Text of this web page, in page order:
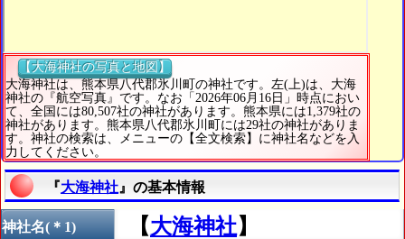
【大海神社の写真と地図】
大海神社は、熊本県八代郡氷川町の神社です。左(上)は、大海
神社の『航空写真』です。なお「2026年06月16日」時点におい
て、全国には80,507社の神社があります。熊本県には1,379社の
神社があります。熊本県八代郡氷川町には29社の神社がありま
す。神社の検索は、メニューの【全文検索】に神社名などを入
力してください。
『大海神社 』の基本情報
神社名(＊1) 【大海神社】